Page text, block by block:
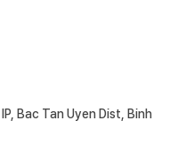
Bac Tan Uyen Dist, Binh